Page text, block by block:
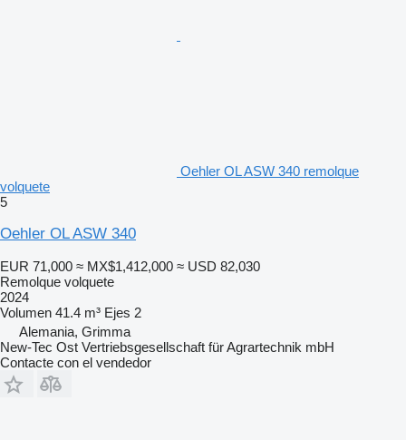
Oehler OL ASW 340 remolque
volquete
5
Oehler OL ASW 340
EUR 71,000 ≈ MX$1,412,000 ≈ USD 82,030
Remolque volquete
2024
Volumen 41.4 m³ Ejes 2
Alemania, Grimma
New-Tec Ost Vertriebsgesellschaft für Agrartechnik mbH
Contacte con el vendedor